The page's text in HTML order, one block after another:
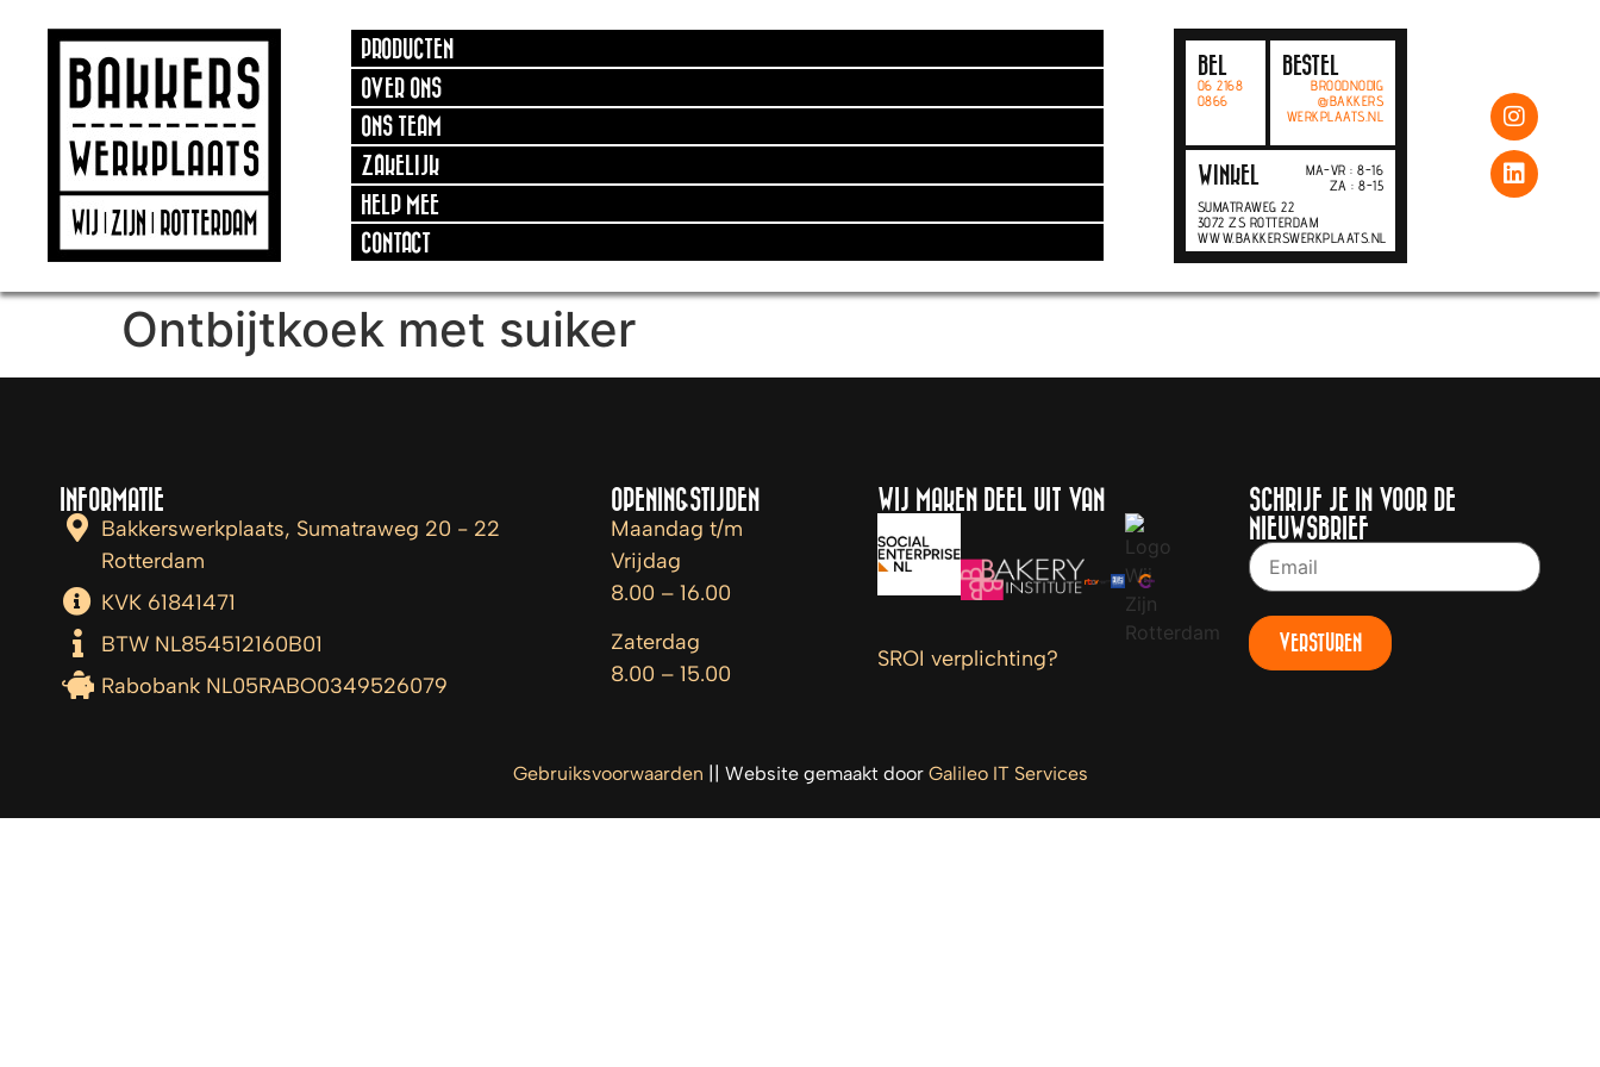
PRODUCTEN
OVER ONS
ONS TEAM
ZAKELIJK
HELP MEE
CONTACT
BEL
06 2168
0866
BESTEL
BROODNODIG
@BAKKERS
WERKPLAATS.NL
WINKEL
MA-VR : 8-16
ZA : 8-15
SUMATRAWEG 22
3072 ZS ROTTERDAM
WWW.BAKKERSWERKPLAATS.NL
Ontbijtkoek met suiker
INFORMATIE
Bakkerswerkplaats, Sumatraweg 20 - 22
Rotterdam
KVK 61841471
BTW NL854512160B01
Rabobank NL05RABO0349526079
OPENINGSTIJDEN
Maandag t/m
Vrijdag
8.00 – 16.00
Zaterdag
8.00 – 15.00
WIJ MAKEN DEEL UIT VAN
SROI verplichting?
SCHRIJF JE IN VOOR DE
NIEUWSBRIEF
VERSTUREN
Gebruiksvoorwaarden || Website gemaakt door Galileo IT Services